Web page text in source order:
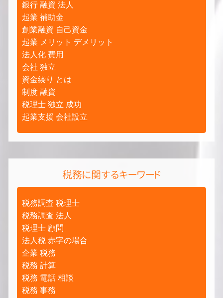
銀行 融資 法人
起業 補助金
創業融資 自己資金
起業 メリット デメリット
法人化 費用
会社 独立
資金繰り とは
制度 融資
税理士 独立 成功
起業支援 会社設立
税務に関するキーワード
税務調査 税理士
税務調査 法人
税理士 顧問
法人税 赤字の場合
企業 税務
税務 計算
税務 電話 相談
税務 事務